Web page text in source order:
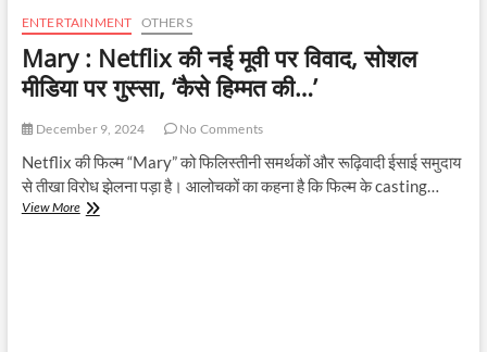
ENTERTAINMENT OTHERS
Mary : Netflix की नई मूवी पर विवाद, सोशल
मीडिया पर गुस्सा, ‘कैसे हिम्मत की…’
December 9, 2024 No Comments
Netflix की फिल्म “Mary” को फिलिस्तीनी समर्थकों और रूढ़िवादी ईसाई समुदाय
से तीखा विरोध झेलना पड़ा है। आलोचकों का कहना है कि फिल्म के casting…
View MoreMary